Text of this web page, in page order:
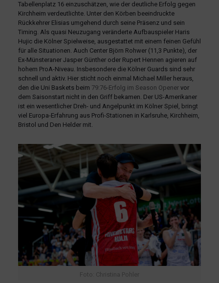
Tabellenplatz 16 einzuschätzen, wie der deutliche Erfolg gegen
Kirchheim verdeutlichte. Unter den Körben beeindruckte
Rückkehrer Elisias umgehend durch seine Präsenz und sein
Timing. Als quasi Neuzugang veränderte Aufbauspieler Haris
Hujic die Kölner Spielweise, ausgestattet mit einem feinen Gefühl
für alle Situationen. Auch Center Björn Rohwer (11,3 Punkte), der
Ex-Münsteraner Jasper Günther oder Rupert Hennen agieren auf
hohem ProA-Niveau. Insbesondere die Kölner Guards sind sehr
schnell und aktiv. Hier sticht noch einmal Michael Miller heraus,
den die Uni Baskets beim 79:76-Erfolg im Season Openervor
dem Saisonstart nicht in den Griff bekamen. Der US-Amerikaner
ist ein wesentlicher Dreh- und Angelpunkt im Kölner Spiel, bringt
viel Europa-Erfahrung aus Profi-Stationen in Karlsruhe, Kirchheim,
Bristol und Den Helder mit.
Foto: Christina Pohler